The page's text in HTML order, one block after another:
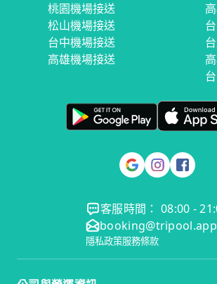
桃園機場接送
松山機場接送
台中機場接送
高雄機場接送
客服時間： 08:00 -
booking@tripool.app
隱私政策服務條款